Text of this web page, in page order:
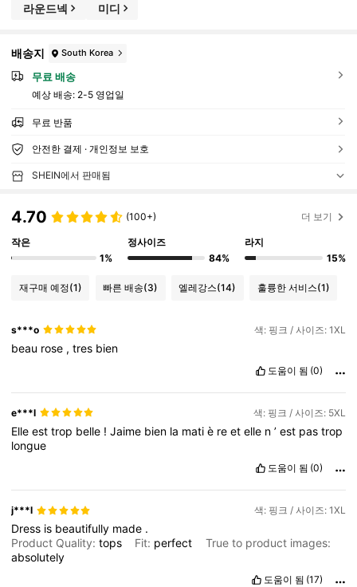
라운드넥 미디
배송지 South Korea
무료 배송
예상 배송: 2-5 영업일
무료 반품
안전한 결제 · 개인정보 보호
SHEIN에서 판매됨
4.70 (100+) 더 보기
작은
1%
정사이즈
84%
라지
15%
재구매 예정(1) 빠른 배송(3) 엘레강스(14) 훌륭한 서비스(1)
s***o 색: 핑크 / 사이즈: 1XL
beau rose ,tres bien
도움이 됨 (0)
e***l 색: 핑크 / 사이즈: 5XL
Elleesttrop belle !Jaime bien la matiè reetelle n’est pastrop
longue
도움이 됨 (0)
j***l 색: 핑크 / 사이즈: 1XL
Dress is beautifully made .
Product Quality:tops Fit: perfect
True to product images:
absolutely
도움이 됨 (17)